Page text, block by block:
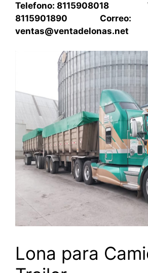
Telefono: 8115908018
8115901890 Correo:
ventas@ventadelonas.net
Lona para